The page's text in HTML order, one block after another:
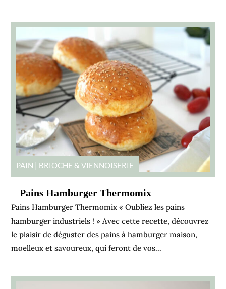
PAIN | BRIOCHE & VIENNOISERIE
Pains Hamburger Thermomix
Pains Hamburger Thermomix « Oubliez les pains
hamburger industriels ! » Avec cette recette, découvrez
le plaisir de déguster des pains à hamburger maison,
moelleux et savoureux, qui feront de vos...